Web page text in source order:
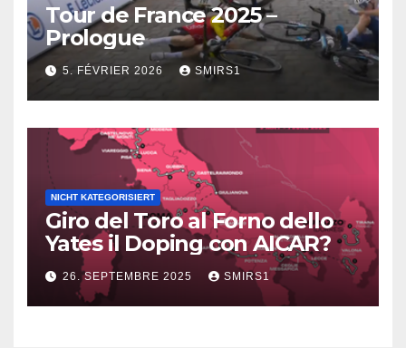
Tour de France 2025 –
Prologue
5. FÉVRIER 2026 SMIRS1
NICHT KATEGORISIERT
Giro del Toro al Forno dello
Yates il Doping con AICAR?
26. SEPTEMBRE 2025 SMIRS1